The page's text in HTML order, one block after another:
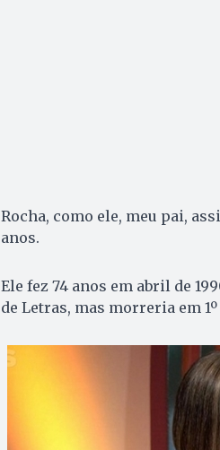
Rocha, como ele, meu pai,
anos.
Ele fez 74 anos em abril de
de Letras, mas morreria em